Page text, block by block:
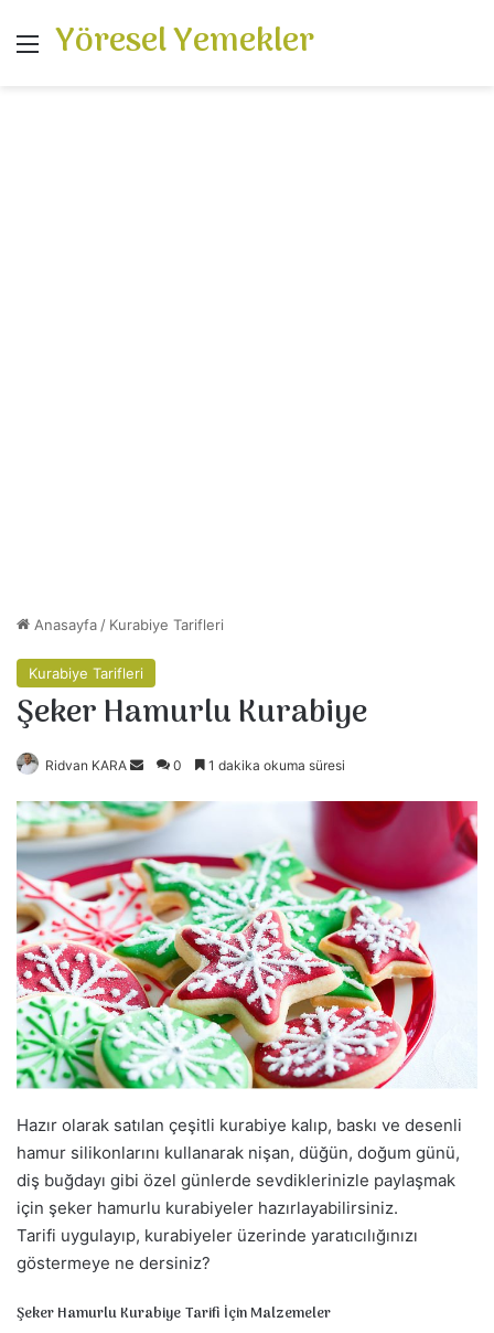
Menü
Yöresel Yemekler
Anasayfa / Kurabiye Tarifleri
Kurabiye Tarifleri
Şeker Hamurlu Kurabiye
Ridvan KARA
r
-
p
o
s
t
a
g
ö
n
e
r
m
e
k
0 1 dakika okuma süresi
Hazır olarak satılan çeşitli kurabiye kalıp, baskı ve desenli
hamur silikonlarını kullanarak nişan, düğün, doğum günü,
diş buğdayı gibi özel günlerde sevdiklerinizle paylaşmak
için şeker hamurlu kurabiyeler hazırlayabilirsiniz.
Tarifi uygulayıp, kurabiyeler üzerinde yaratıcılığınızı
göstermeye ne dersiniz?
Şeker Hamurlu Kurabiye Tarifi İçin Malzemeler